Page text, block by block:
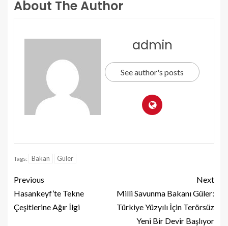
About The Author
admin
See author's posts
Tags: Bakan Güler
Previous
Hasankeyf’te Tekne
Çeşitlerine Ağır İlgi
Next
Milli Savunma Bakanı Güler:
Türkiye Yüzyılı İçin Terörsüz
Yeni Bir Devir Başlıyor